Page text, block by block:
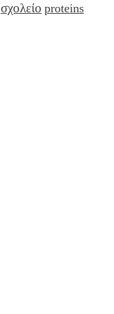
σχολείο proteins